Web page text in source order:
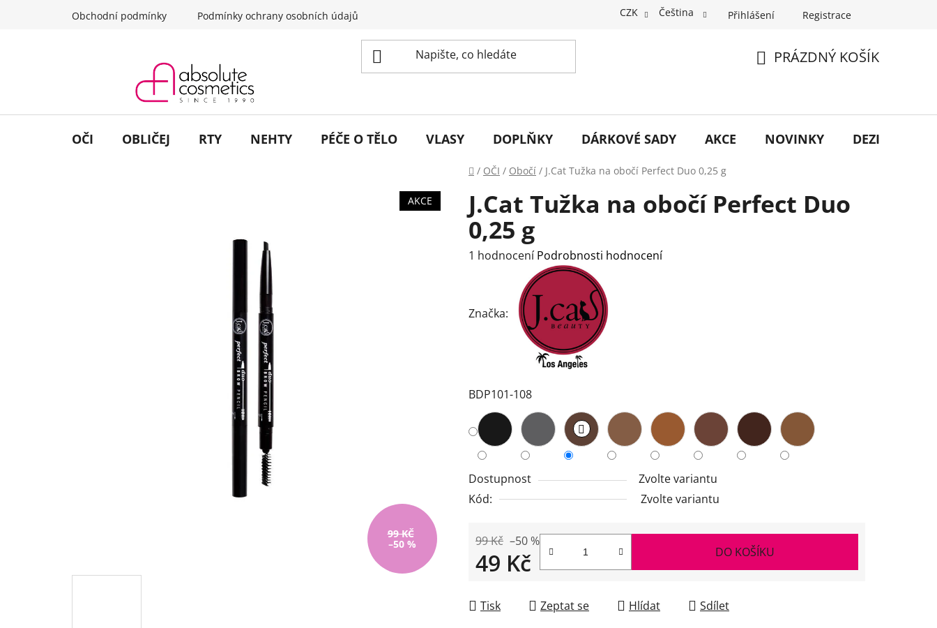
Obchodní podmínky Podmínky ochrany osobních údajů CZK Čeština Přihlášení Registrace
PRÁZDNÝ KOŠÍK
OČI OBLIČEJ RTY NEHTY PÉČE O TĚLO VLASY DOPLŇKY DÁRKOVÉ SADY AKCE NOVINKY DEZINFEKCE
Domů
/ OČI / Obočí / J.Cat Tužka na obočí Perfect Duo 0,25 g
J.Cat Tužka na obočí Perfect Duo
0,25 g
Průměrné
je
hvězdiček.
1 hodnocení Podrobnosti hodnocení
Značka:
BDP101-108
Dostupnost
Zvolte variantu
Kód:
Zvolte variantu
99 Kč –50 %
49 Kč DO KOŠÍKU
Tisk Zeptat se Hlídat Sdílet
AKCE
99 KČ
–50 %